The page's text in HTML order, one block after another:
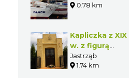
0.78 km
Kapliczka z XIX
w. z figurą
Chrystusa w
Jastrzębiu
Jastrząb
1.74 km